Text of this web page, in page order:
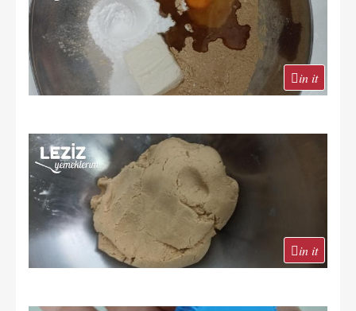
in it
in it